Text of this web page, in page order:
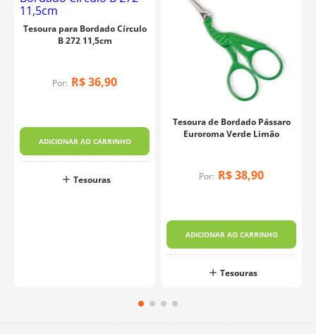
Tesoura para Bordado Círculo
B 272 11,5cm
Por: R$36,90
ADICIONAR AO CARRINHO
Tesouras
Tesoura de Bordado Pássaro
Euroroma Verde Limão
Por: R$38,90
ADICIONAR AO CARRINHO
Tesouras